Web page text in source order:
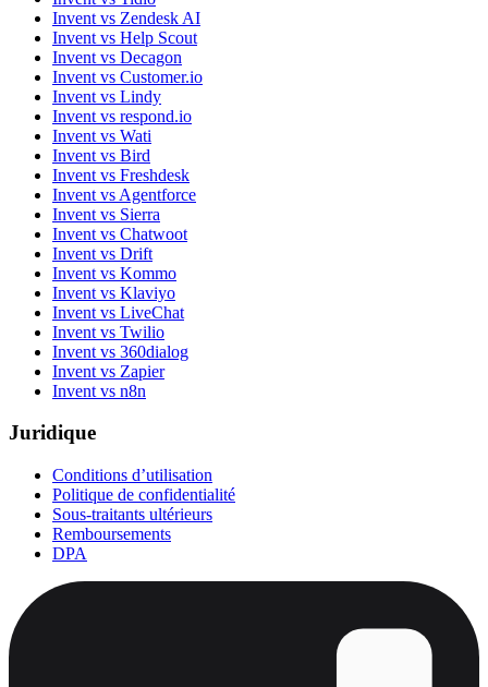
Invent vs Zendesk AI
Invent vs Help Scout
Invent vs Decagon
Invent vs Customer.io
Invent vs Lindy
Invent vs respond.io
Invent vs Wati
Invent vs Bird
Invent vs Freshdesk
Invent vs Agentforce
Invent vs Sierra
Invent vs Chatwoot
Invent vs Drift
Invent vs Kommo
Invent vs Klaviyo
Invent vs LiveChat
Invent vs Twilio
Invent vs 360dialog
Invent vs Zapier
Invent vs n8n
Juridique
Conditions d’utilisation
Politique de confidentialité
Sous-traitants ultérieurs
Remboursements
DPA